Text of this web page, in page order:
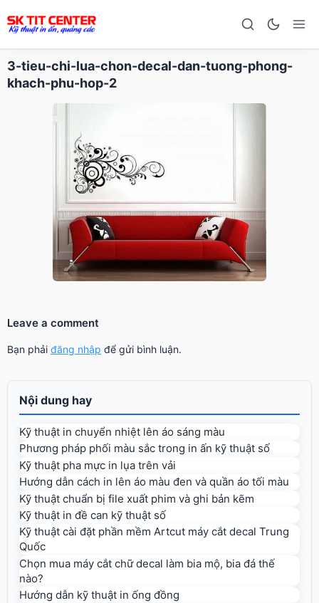
3-tieu-chi-lua-chon-decal-dan-tuong-phong-
khach-phu-hop-2
Leave a comment
Bạn phải đăng nhập để gửi bình luận.
Nội dung hay
Kỹ thuật in chuyển nhiệt lên áo sáng màu
Phương pháp phối màu sắc trong in ấn kỹ thuật số
Kỹ thuật pha mực in lụa trên vải
Hướng dẫn cách in lên áo màu đen và quần áo tối màu
Kỹ thuật chuẩn bị file xuất phim và ghi bản kẽm
Kỹ thuật in đề can kỹ thuật số
Kỹ thuật cài đặt phần mềm Artcut máy cắt decal Trung
Quốc
Chọn mua máy cắt chữ decal làm bia mộ, bia đá thế
nào?
Hướng dẫn kỹ thuật in ống đồng